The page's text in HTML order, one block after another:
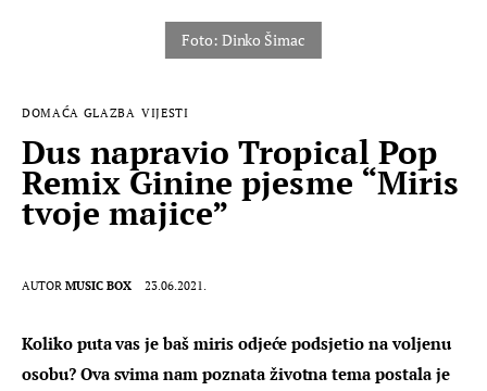
MUSIC BOX
DOMAĆA GLAZBA VIJESTI
Dus napravio Tropical Pop
Remix Ginine pjesme “Miris
tvoje majice”
AUTOR MUSIC BOX 23.06.2021.
Koliko puta vas je baš miris odjeće podsjetio na voljenu
osobu? Ova svima nam poznata životna tema postala je